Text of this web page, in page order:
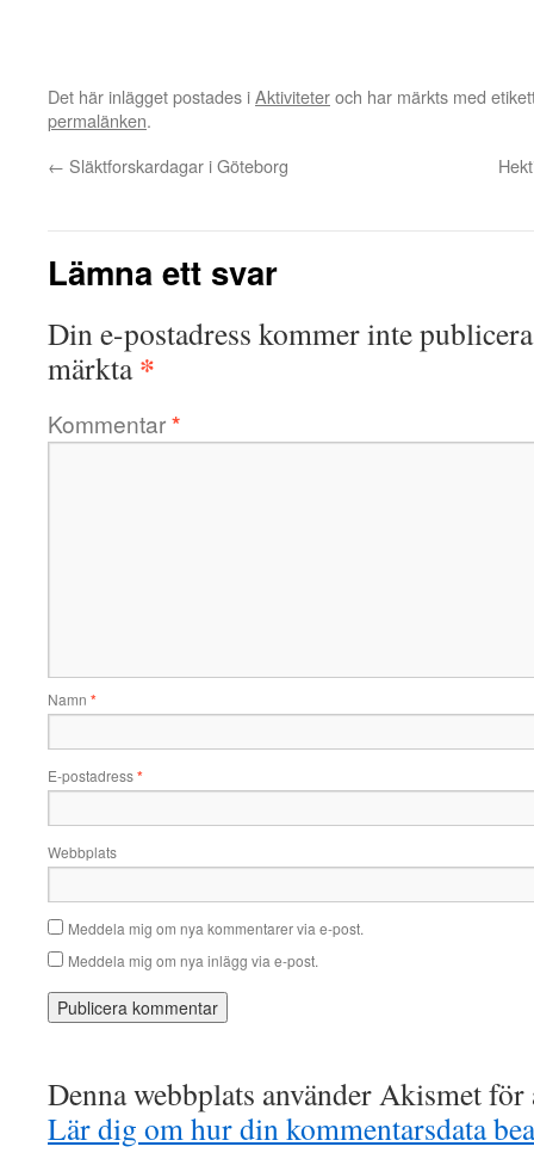
Det här inlägget postades iAktiviteteroch har märkts med
permalänken.
← Släktforskardagar i Göteborg
Lämna ett svar
Din e-postadress kommer inte
märkta*
Kommentar*
Namn *
E-postadress*
Webbplats
Meddela mig om nya kommentarer via e-post.
Meddela mig om nya inlägg via e-post.
Denna webbplats använder Akismet
Lär dig om hur din kommentarsdata